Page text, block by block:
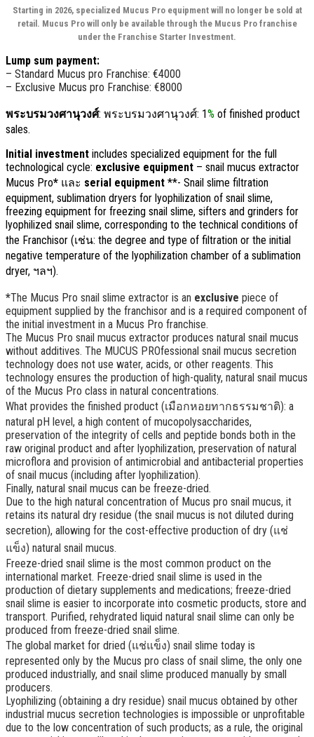
Starting in 2026, specialized Mucus Pro equipment will no longer be sold at
retail . Mucus Pro will only be available through the Mucus Pro franchise
under the Franchise Starter Investment.
Lump sum payment:
– Standard Mucus pro Franchise: €4000
– Exclusive Mucus pro Franchise: €8000
พระบรมวงศานุวงศ์: พระบรมวงศานุวงศ์: 1% of finished product
sales.
Initial investment includes specialized equipment for the full
technological cycle: exclusive equipment – snail mucus extractor
Mucus Pro* และ serial equipment **- Snail slime filtration
equipment, sublimation dryers for lyophilization of snail slime,
freezing equipment for freezing snail slime, sifters and grinders for
lyophilized snail slime, corresponding to the technical conditions of
the Franchisor (เช่น: the degree and type of filtration or the initial
negative temperature of the lyophilization chamber of a sublimation
dryer, ฯลฯ).
*The Mucus Pro snail slime extractor is an exclusive piece of
equipment supplied by the franchisor and is a required component of
the initial investment in a Mucus Pro franchise.
The Mucus Pro snail mucus extractor produces natural snail mucus
without additives. The MUCUS PROfessional snail mucus secretion
technology does not use water, acids, or other reagents. This
technology ensures the production of high-quality, natural snail mucus
of the Mucus Pro class in natural concentrations.
What provides the finished product (เมือกหอยทากธรรมชาติ): a
natural pH level, a high content of mucopolysaccharides,
preservation of the integrity of cells and peptide bonds both in the
raw original product and after lyophilization, preservation of natural
microflora and provision of antimicrobial and antibacterial properties
of snail mucus (including after lyophilization).
Finally, natural snail mucus can be freeze-dried.
Due to the high natural concentration of Mucus pro snail mucus, it
retains its natural dry residue (the snail mucus is not diluted during
secretion), allowing for the cost-effective production of dry (แช่
แข็ง) natural snail mucus.
Freeze-dried snail slime is the most common product on the
international market. Freeze-dried snail slime is used in the
production of dietary supplements and medications; freeze-dried
snail slime is easier to incorporate into cosmetic products, store and
transport. Purified, rehydrated liquid natural snail slime can only be
produced from freeze-dried snail slime.
The global market for dried (แช่แข็ง) snail slime today is
represented only by the Mucus pro class of snail slime, the only one
produced industrially, and snail slime produced manually by small
producers.
Lyophilizing (obtaining a dry residue) snail mucus obtained by other
industrial mucus secretion technologies is impossible or unprofitable
due to the low concentration of such products; as a rule, the original